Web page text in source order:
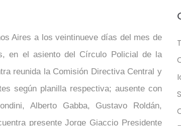
Aires a los veintinueve días del mes de
en el asiento del Círculo Policial de la
reunida la Comisión Directiva Central y
según planilla respectiva; ausente con
Alberto Gabba, Gustavo Roldán,
presente Jorge Giaccio Presidente